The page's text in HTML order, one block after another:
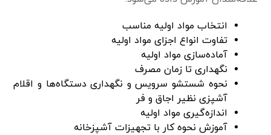
انتخاب مواد اولیه مناسب
تفاوت انواع اجزای مواد اولیه
آماده‌سازی مواد اولیه
نگهداری تا زمان مصرف
نحوه شستشو سرویس و نگهداری دستگاه‌ها و اقلام
آشپزی نظیر اجاق و فر
اندازه‌گیری مواد اولیه
آموزش نحوه کار با تجهیزات آشپزخانه